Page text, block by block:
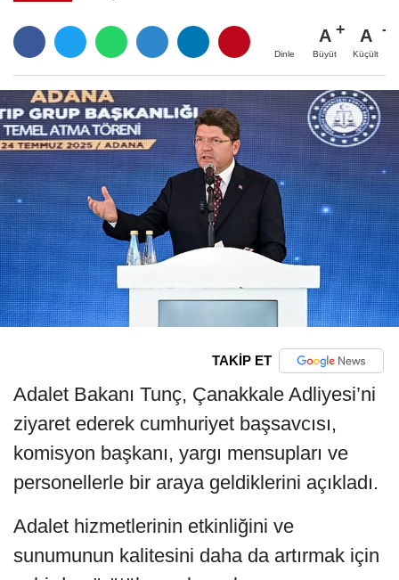
Dinle
A
Büyüt
A
Küçült
TAKİP ET
Adalet Bakanı Tunç, Çanakkale Adliyesi’ni
ziyaret ederek cumhuriyet başsavcısı,
komisyon başkanı, yargı mensupları ve
personellerle bir araya geldiklerini açıkladı.
Adalet hizmetlerinin etkinliğini ve
sunumunun kalitesini daha da artırmak için